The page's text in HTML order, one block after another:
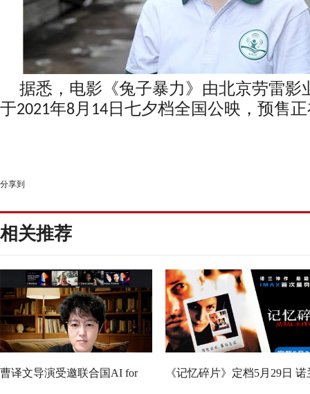
据悉，电影《兔子暴力》由北京劳雷影
于2021年8月14日七夕档全国公映，预售
分享到
相关推荐
曹译文导演受邀联合国AI for 《记忆碎片》定档5月29日 诺